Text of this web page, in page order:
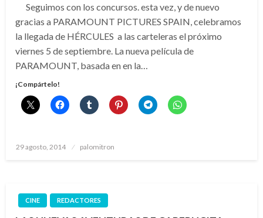
Seguimos con los concursos. esta vez, y de nuevo
gracias a PARAMOUNT PICTURES SPAIN, celebramos
la llegada de HÉRCULES a las carteleras el próximo
viernes 5 de septiembre. La nueva película de
PARAMOUNT, basada en en la…
¡Compártelo!
Publicado
29 agosto, 2014 palomitron
CINE REDACTORES